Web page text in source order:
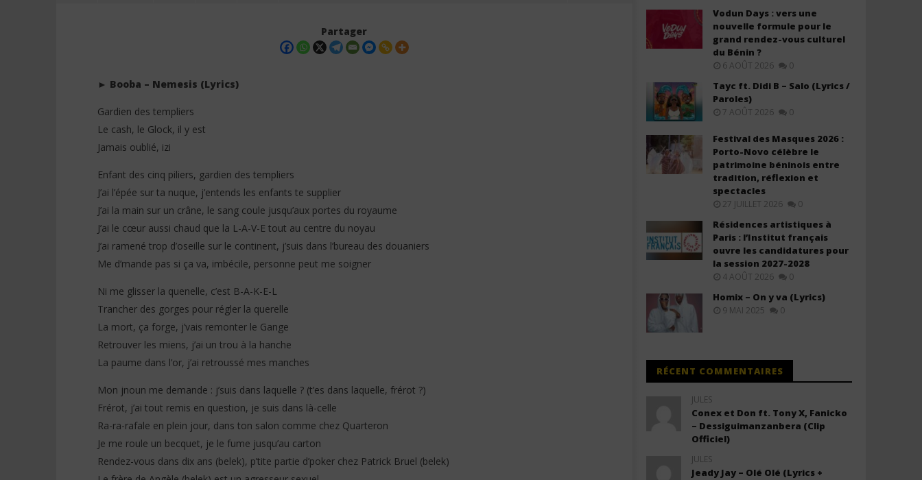
NOW VIEWING
Booba – Nemesis (Lyrics +
Translation)
mai
2026
Stone
Paroles)
mai
2026
Stone
Davido ft. Aya Nakamura - Yaya
(Lyrics & Traduction)
Booba très pessimiste
du rap français : « Ils ont
nous infiltrer »
29
mai
2026
Stone
Partager
► Booba – Nemesis (Lyrics)
Gardien des templiers
Le cash, le Glock, il y est
Jamais oublié, izi
Enfant des cinq piliers, gardien des templiers
J’ai l’épée sur ta nuque, j’entends les enfants te supplier
J’ai la main sur un crâne, le sang coule jusqu’aux portes du royaume
J’ai le cœur aussi chaud que la L-A-V-E tout au centre du noyau
J’ai ramené trop d’oseille sur le continent, j’suis dans l’bureau des douaniers
Me d’mande pas si ça va, imbécile, personne peut me soigner
Ni me glisser la quenelle, c’est B-A-K-E-L
Trancher des gorges pour régler la querelle
La mort, ça forge, j’vais remonter le Gange
Retrouver les miens, j’ai un trou à la hanche
La paume dans l’or, j’ai retroussé mes manches
Mon jnoun me demande : j’suis dans laquelle ? (t’es dans laquelle, frérot ?)
Frérot, j’ai tout remis en question, je suis dans là-celle
Ra-ra-rafale en plein jour, dans ton salon comme chez Quarteron
Je me roule un becquet, je le fume jusqu’au carton
Rendez-vous dans dix ans (belek), p’tite partie d’poker chez Patrick Bruel (belek)
Vodun Days : vers une
nouvelle formule pour le
grand rendez-vous culturel
du Bénin ?
6 AOÛT 2026 0
Tayc ft. Didi B – Salo (Lyrics /
Paroles)
7 AOÛT 2026 0
Festival des Masques 2026 :
Porto-Novo célèbre le
patrimoine béninois entre
tradition, réflexion et
spectacles
27 JUILLET 2026 0
Résidences artistiques à
Paris : l’Institut français
ouvre les candidatures pour
la session 2027-2028
4 AOÛT 2026 0
Homix – On y va (Lyrics)
9 MAI 2025 0
RÉCENT COMMENTAIRES
JULES
Conex et Don ft. Tony X, Fanicko
– Dessiguimanzanbera (Clip
Officiel)
JULES
Jeady Jay – Olé Olé (Lyrics +